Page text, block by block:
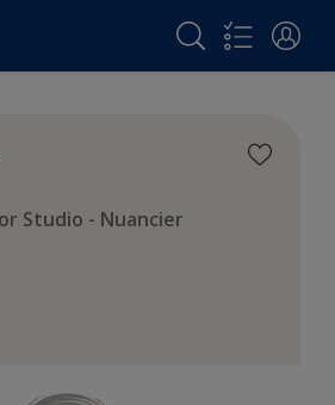
Studio - Nuancier